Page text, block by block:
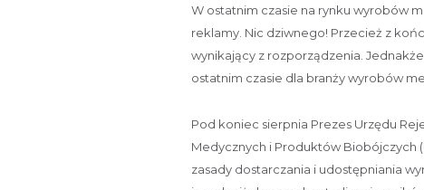
W ostatnim czasie na rynku wyrobów
reklamy. Nic dziwnego! Przecież z
wynikający z rozporządzenia.
ostatnim czasie dla branży wyrobów
Pod koniec sierpnia Prezes Urzędu
Medycznych i Produktów Biobójczych
zasady dostarczania i udostępniania